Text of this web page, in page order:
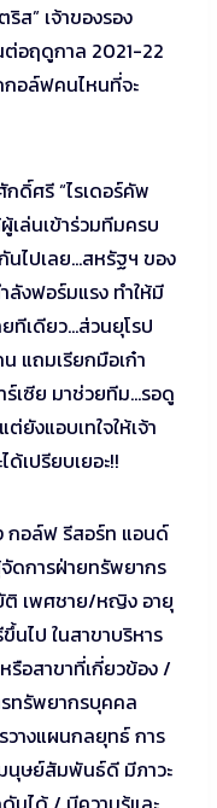
ส” เจ้าของรอง
ต่อฤดูกาล 2021-22
กอล์ฟคนไหนที่จะ
ดิ์ศรี “ไรเดอร์คัพ
เล่นเข้าร่วมทีมครบ
นไปเลย…สหรัฐฯ ของ
งฟอร์มแรง ทำให้มี
ทีเดียว…ส่วนยุโรป
แถมเรียกมือเก๋า
ร์เซีย มาช่วยทีม…รอดู
ยังแอบเทใจให้เจ้า
เปรียบเยอะ!!
กอล์ฟ รีสอร์ท แอนด์
ดการฝ่ายทรัพยากร
เพศชาย/หญิง อายุ
ไป ในสาขาบริหาร
อสาขาที่เกี่ยวข้อง /
ทรัพยากรบุคคล
วางแผนกลยุทธ์ การ
นุษย์สัมพันธ์ดี มีภาวะ